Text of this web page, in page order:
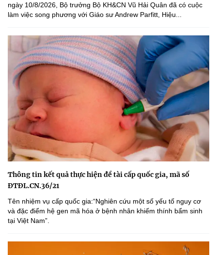
ngày 10/8/2026, Bộ trưởng Bộ KH&CN Vũ Hải Quân đã có cuộc
làm việc song phương với Giáo sư Andrew Parfitt, Hiệu...
Thông tin kết quả thực hiện đề tài cấp quốc gia, mã số
ĐTĐL.CN.36/21
Tên nhiệm vụ cấp quốc gia:“Nghiên cứu một số yếu tố nguy cơ
và đặc điểm hệ gen mã hóa ở bệnh nhân khiếm thính bẩm sinh
tại Việt Nam”.